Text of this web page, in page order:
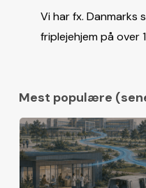
Vi har fx. Danmarks
friplejehjem på over
Mest populære